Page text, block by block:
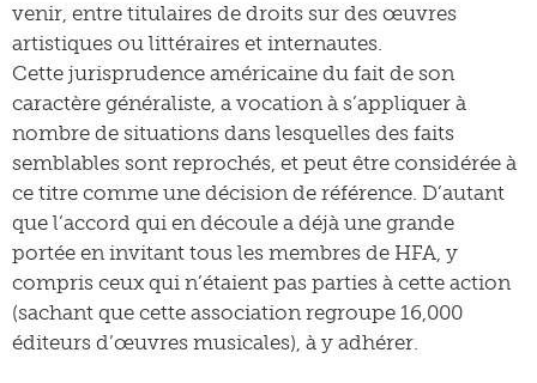
venir, entre titulaires de droits sur des œuvres
artistiques ou littéraires et internautes.
Cette jurisprudence américaine du fait de son
caractère généraliste, a vocation à s’appliquer à
nombre de situations dans lesquelles des faits
semblables sont reprochés, et peut être considérée à
ce titre comme une décision de référence. D’autant
que l’accord qui en découle a déjà une grande
portée en invitant tous les membres de HFA, y
compris ceux qui n’étaient pas parties à cette action
(sachant que cette association regroupe 16,000
éditeurs d’œuvres musicales), à y adhérer.